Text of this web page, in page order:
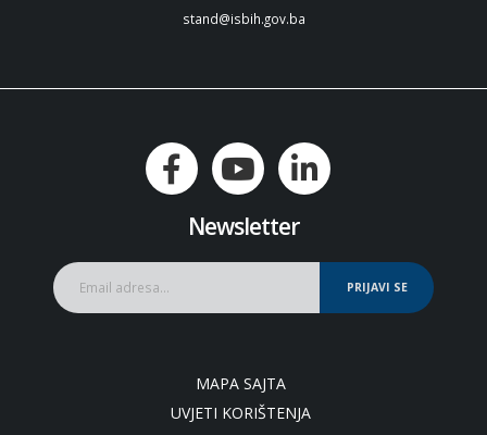
stand@isbih.gov.ba
Newsletter
PRIJAVI SE
MAPA SAJTA
UVJETI KORIŠTENJA